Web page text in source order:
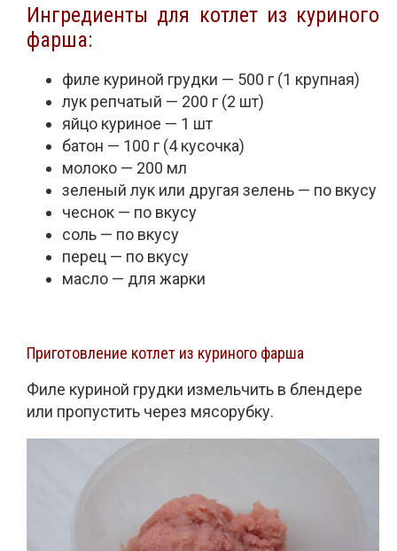
Ингредиенты для котлет из куриного
фарша:
филе куриной грудки — 500 г (1 крупная)
лук репчатый — 200 г (2 шт)
яйцо куриное — 1 шт
батон — 100 г (4 кусочка)
молоко — 200 мл
зеленый лук или другая зелень — по вкусу
чеснок — по вкусу
соль — по вкусу
перец — по вкусу
масло — для жарки
Приготовление котлет из куриного фарша
Филе куриной грудки измельчить в блендере
или пропустить через мясорубку.